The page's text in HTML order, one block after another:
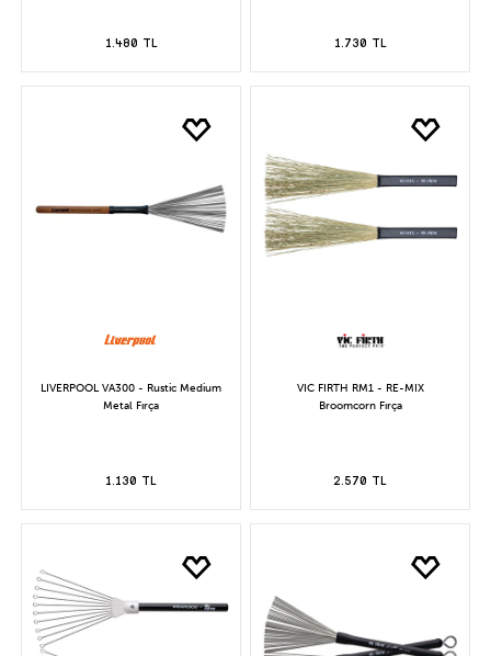
1.480 TL 1.730 TL
LIVERPOOL VA300 - Rustic Medium
Metal Fırça
1.130 TL
VIC FIRTH RM1 - RE-MIX
Broomcorn Fırça
2.570 TL